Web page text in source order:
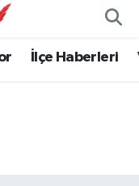
İlçe Haberleri